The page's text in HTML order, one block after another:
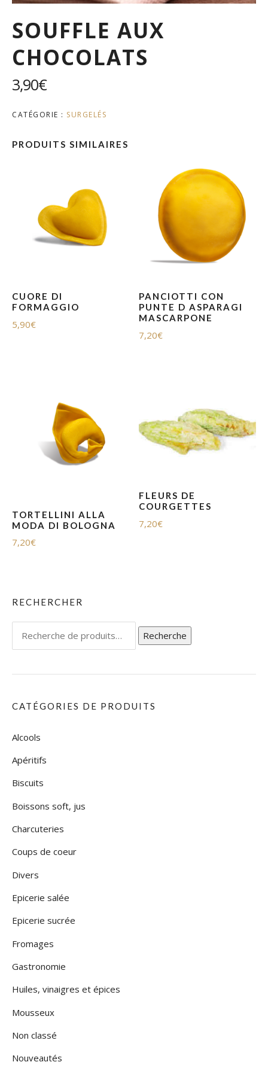
SOUFFLE AUX
CHOCOLATS
3,90€
CATÉGORIE : SURGELÉS
PRODUITS SIMILAIRES
CUORE DI
FORMAGGIO
5,90€
PANCIOTTI CON
PUNTE D ASPARAGI
MASCARPONE
7,20€
TORTELLINI ALLA
MODA DI BOLOGNA
7,20€
FLEURS DE
COURGETTES
7,20€
RECHERCHER
Recherche
CATÉGORIES DE PRODUITS
Alcools
Apéritifs
Biscuits
Boissons soft, jus
Charcuteries
Coups de coeur
Divers
Epicerie salée
Epicerie sucrée
Fromages
Gastronomie
Huiles, vinaigres et épices
Mousseux
Non classé
Nouveautés